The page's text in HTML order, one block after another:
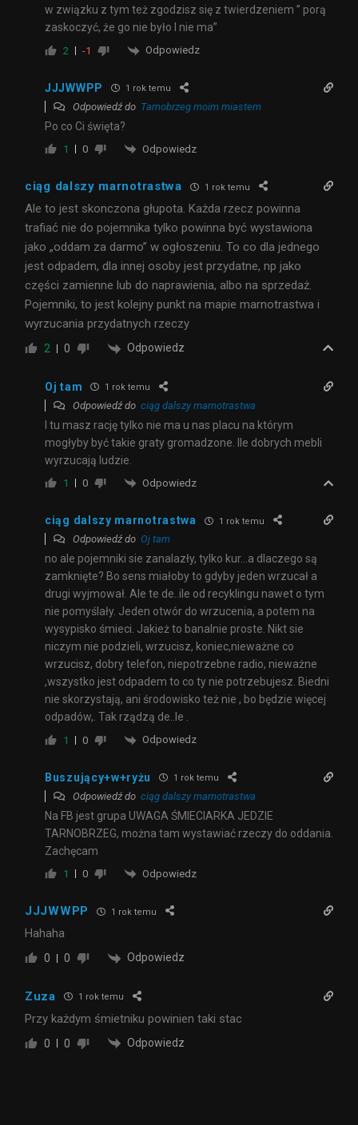
w związku z tym też zgodzisz się z twierdzeniem ” porą
zaskoczyć, że go nie było I nie ma”
2 -1 Odpowiedz
JJJWWPP 1 rok temu
Odpowiedź do Tarnobrzeg moim miastem
Po co Ci święta?
1 0 Odpowiedz
ciąg dalszy marnotrastwa 1 rok temu
Ale to jest skonczona głupota. Każda rzecz powinna
trafiać nie do pojemnika tylko powinna być wystawiona
jako „oddam za darmo” w ogłoszeniu. To co dla jednego
jest odpadem, dla innej osoby jest przydatne, np jako
części zamienne lub do naprawienia, albo na sprzedaż.
Pojemniki, to jest kolejny punkt na mapie marnotrastwa i
wyrzucania przydatnych rzeczy
2 0 Odpowiedz
Oj tam 1 rok temu
Odpowiedź do ciąg dalszy marnotrastwa
I tu masz rację tylko nie ma u nas placu na którym
mogłyby być takie graty gromadzone. Ile dobrych mebli
wyrzucają ludzie.
1 0 Odpowiedz
ciąg dalszy marnotrastwa 1 rok temu
Odpowiedź do Oj tam
no ale pojemniki sie zanalazły, tylko kur…a dlaczego są
zamknięte? Bo sens miałoby to gdyby jeden wrzucał a
drugi wyjmował. Ale te de..ile od recyklingu nawet o tym
nie pomyślały. Jeden otwór do wrzucenia, a potem na
wysypisko śmieci. Jakież to banalnie proste. Nikt sie
niczym nie podzieli, wrzucisz, koniec,nieważne co
wrzucisz, dobry telefon, niepotrzebne radio, nieważne
,wszystko jest odpadem to co ty nie potrzebujesz. Biedni
nie skorzystają, ani środowisko też nie , bo będzie więcej
odpadów,. Tak rządzą de..le .
1 0 Odpowiedz
Buszujący+w+ryżu 1 rok temu
Odpowiedź do ciąg dalszy marnotrastwa
Na FB jest grupa UWAGA ŚMIECIARKA JEDZIE
TARNOBRZEG, można tam wystawiać rzeczy do oddania.
Zachęcam
1 0 Odpowiedz
JJJWWPP 1 rok temu
Hahaha
0 0 Odpowiedz
Zuza 1 rok temu
Przy każdym śmietniku powinien taki stac
0 0 Odpowiedz